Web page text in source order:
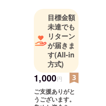
はーべー
るー」を運
営していま
す。
市場に住み
着いている
外猫に餌を
やる事から
目標金額
未達でも
リターン
が届きま
す(All-in
方式)
1,000円
ご支援ありがと
うございます。